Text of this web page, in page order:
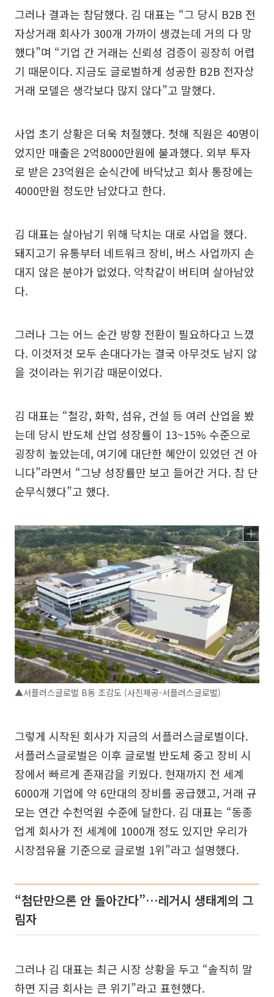
그러나 결과는 참담했다. 김 대표는 “그 당시 B2B 전
자상거래 회사가 300개 가까이 생겼는데 거의 다 망
했다”며 “기업 간 거래는 신뢰성 검증이 굉장히 어렵
기 때문이다. 지금도 글로벌하게 성공한 B2B 전자상
거래 모델은 생각보다 많지 않다”고 말했다.
사업 초기 상황은 더욱 처절했다. 첫해 직원은 40명이
었지만 매출은 2억8000만원에 불과했다. 외부 투자
로 받은 23억원은 순식간에 바닥났고 회사 통장에는
4000만원 정도만 남았다고 한다.
김 대표는 살아남기 위해 닥치는 대로 사업을 했다.
돼지고기 유통부터 네트워크 장비, 버스 사업까지 손
대지 않은 분야가 없었다. 악착같이 버티며 살아남았
다.
그러나 그는 어느 순간 방향 전환이 필요하다고 느꼈
다. 이것저것 모두 손대다가는 결국 아무것도 남지 않
을 것이라는 위기감 때문이었다.
김 대표는 “철강, 화학, 섬유, 건설 등 여러 산업을 봤
는데 당시 반도체 산업 성장률이 13~15% 수준으로
굉장히 높았는데, 여기에 대단한 혜안이 있었던 건 아
니다”라면서 “그냥 성장률만 보고 들어간 거다. 참 단
순무식했다”고 했다.
▲서플러스글로벌 B동 조감도 (사진제공-서플러스글로벌)
그렇게 시작된 회사가 지금의 서플러스글로벌이다.
서플러스글로벌은 이후 글로벌 반도체 중고 장비 시
장에서 빠르게 존재감을 키웠다. 현재까지 전 세계
6000개 기업에 약 6만대의 장비를 공급했고, 거래 규
모는 연간 수천억원 수준에 달한다. 김 대표는 “동종
업계 회사가 전 세계에 1000개 정도 있지만 우리가
시장점유율 기준으로 글로벌 1위”라고 설명했다.
“첨단만으론 안 돌아간다”…레거시 생태계의 그
림자
그러나 김 대표는 최근 시장 상황을 두고 “솔직히 말
하면 지금 회사는 큰 위기”라고 표현했다.